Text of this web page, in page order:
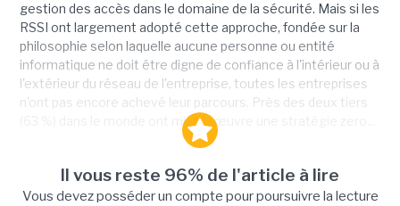
gestion des accès dans le domaine de la sécurité. Mais si les
RSSI ont largement adopté cette approche, fondée sur la
philosophie selon laquelle aucune personne ou entité
informatique ne doit être digne de confiance à l'intérieur ou à
l'extérieur du réseau de l'entreprise, toutes les entreprises
n'ont pas encore achevé leur parcours. Près des deux tiers
(63 %) dans le monde ont mis en œuvre une stratégie zero...
Il vous reste 96% de l'article à lire
Vous devez posséder un compte pour poursuivre la lecture